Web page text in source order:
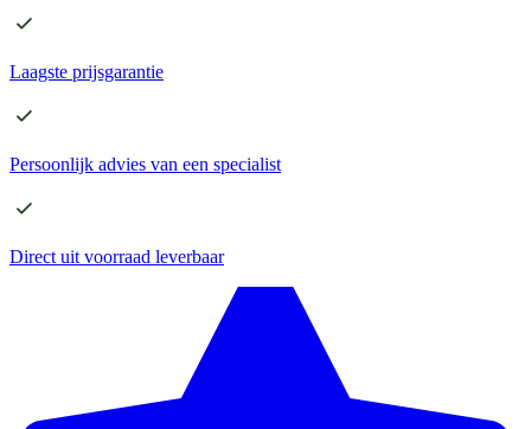
Laagste prijsgarantie
Persoonlijk advies van een specialist
Direct uit voorraad leverbaar